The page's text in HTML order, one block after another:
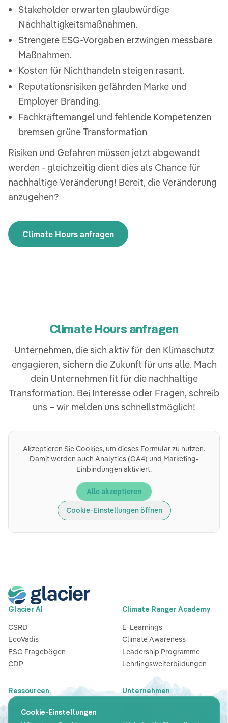
Stakeholder erwarten glaubwürdige
Nachhaltigkeitsmaßnahmen.
Strengere ESG-Vorgaben erzwingen messbare
Maßnahmen.
Kosten für Nichthandeln steigen rasant.
Reputationsrisiken gefährden Marke und
Employer Branding.
Fachkräftemangel und fehlende Kompetenzen
bremsen grüne Transformation
Risiken und Gefahren müssen jetzt abgewandt
werden - gleichzeitig dient dies als Chance für
nachhaltige Veränderung! Bereit, die Veränderung
anzugehen?
Climate Hours anfragen
Climate Hours anfragen
Unternehmen, die sich aktiv für den Klimaschutz
engagieren, sichern die Zukunft für uns alle. Mach
dein Unternehmen fit für die nachhaltige
Transformation. Bei Interesse oder Fragen, schreib
uns – wir melden uns schnellstmöglich!
Akzeptieren Sie Cookies, um dieses Formular zu nutzen.
Damit werden auch Analytics (GA4) und Marketing-
Einbindungen aktiviert.
Alle akzeptieren
Cookie-Einstellungen öffnen
Glacier AI
CSRD
EcoVadis
ESG Fragebögen
CDP
Climate Ranger Academy
E-Learnings
Climate Awareness
Leadership Programme
Lehrlingsweiterbildungen
Ressourcen
Blog
Guides & Checklisten
Unternehmen
Partners
Cookie-Einstellungen